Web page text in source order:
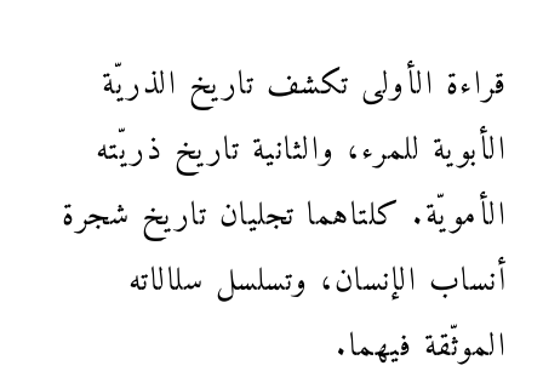
قراءة الأولى تكشف تاريخ الذريّة
الأبوية للمرء، والثانية تاريخ ذريّته
الأمويّة. كلتاهما تجليان تاريخ شجرة
أنساب الإنسان، وتسلسل سلالاته
الموثّقة فيهما.